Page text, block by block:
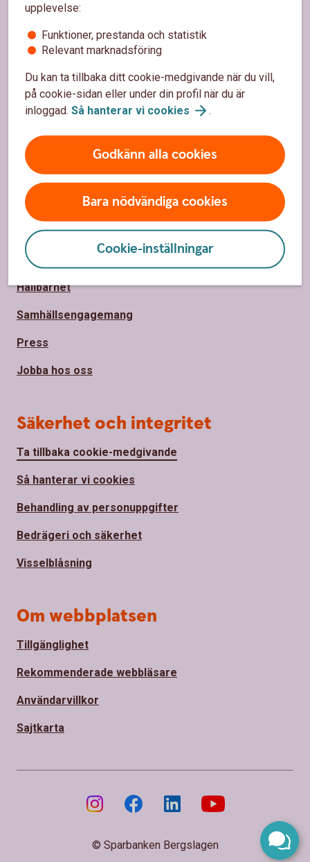
upplevelse:
Funktioner, prestanda och statistik
Relevant marknadsföring
Du kan ta tillbaka ditt cookie-medgivande när du vill,
på cookie-sidan eller under din profil när du är
inloggad. Så hanterar vi cookies .
Godkänn alla cookies
Bara nödvändiga cookies
Cookie-inställningar
Sidfot
Hitta snabbt
Spärrhjälp
Bli kund
Priser, räntor och kurser
Om oss
Om Sparbanken Bergslagen
Hållbarhet
Samhällsengagemang
Press
Jobba hos oss
Säkerhet och integritet
Ta tillbaka cookie-medgivande
Så hanterar vi cookies
Behandling av personuppgifter
Bedrägeri och säkerhet
Visselblåsning
Om webbplatsen
Tillgänglighet
Rekommenderade webbläsare
Användarvillkor
Sajtkarta
© Sparbanken Bergslagen